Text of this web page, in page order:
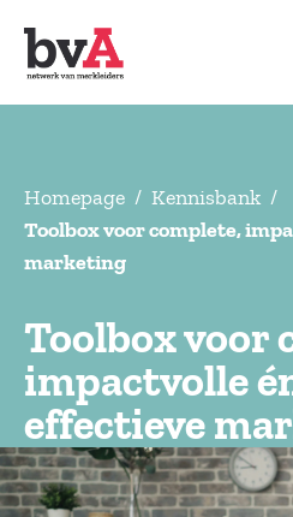
Homepage / Kennisbank /
Toolbox voor complete,
marketing
Toolbox voor
impactvolle
effectieve